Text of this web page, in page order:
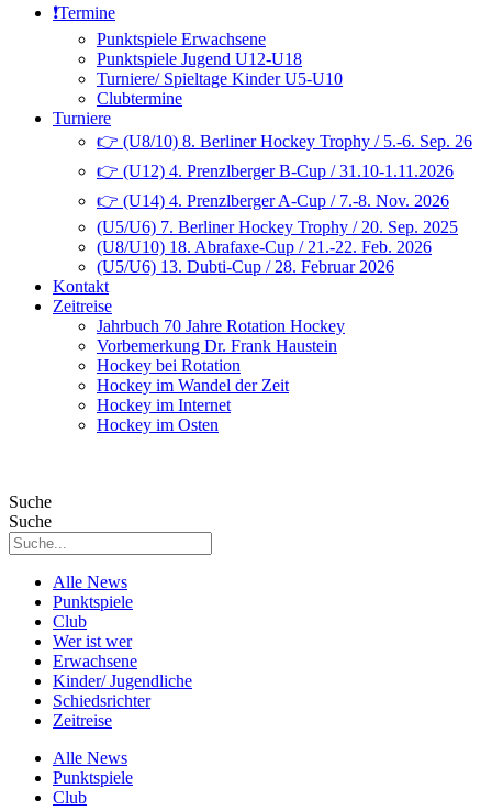
❗️Termine
Punktspiele Erwachsene
Punktspiele Jugend U12-U18
Turniere/ Spieltage Kinder U5-U10
Clubtermine
Turniere
👉 (U8/10) 8. Berliner Hockey Trophy / 5.-6. Sep. 26
👉 (U12) 4. Prenzlberger B-Cup / 31.10-1.11.2026
👉 (U14) 4. Prenzlberger A-Cup / 7.-8. Nov. 2026
(U5/U6) 7. Berliner Hockey Trophy / 20. Sep. 2025
(U8/U10) 18. Abrafaxe-Cup / 21.-22. Feb. 2026
(U5/U6) 13. Dubti-Cup / 28. Februar 2026
Kontakt
Zeitreise
Jahrbuch 70 Jahre Rotation Hockey
Vorbemerkung Dr. Frank Haustein
Hockey bei Rotation
Hockey im Wandel der Zeit
Hockey im Internet
Hockey im Osten
Suche
Suche
Alle News
Punktspiele
Club
Wer ist wer
Erwachsene
Kinder/ Jugendliche
Schiedsrichter
Zeitreise
Alle News
Punktspiele
Club